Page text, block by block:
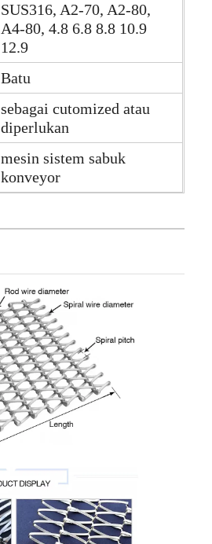
SUS316, A2-70, A2-80,
A4-80, 4.8 6.8 8.8 10.9
12.9
Batu
sebagai cutomized atau
diperlukan
mesin sistem sabuk
konveyor